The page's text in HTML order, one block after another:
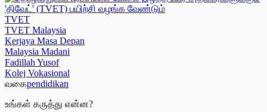
TVET
TVET Malaysia
Kerjaya Masa Depan
Malaysia Madani
Fadillah Yusof
Kolej Vokasional
வகைpendidikan
உங்கள் கருத்து என்ன?